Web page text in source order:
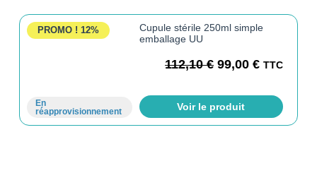
PROMO ! 12%
En
réapprovisionnement
Cupule stérile 250ml simple
emballage UU
112,10€ 99,00€ TTC
Voir le produit